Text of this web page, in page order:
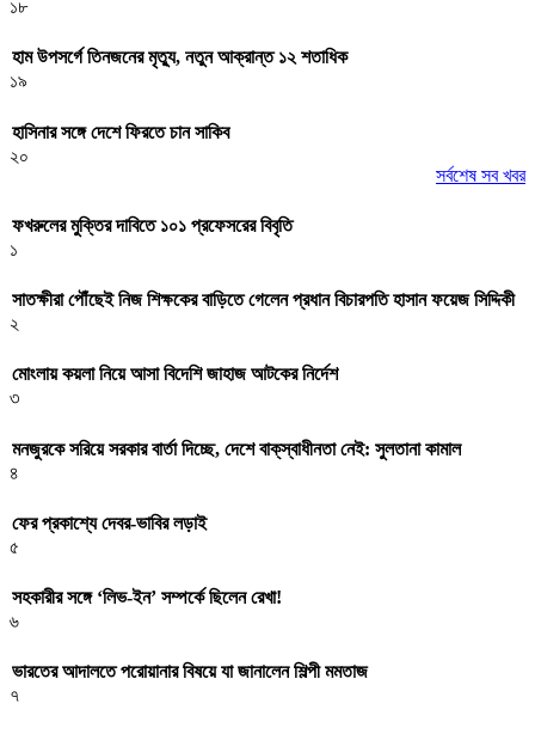
১৮
হাম উপসর্গে তিনজনের মৃত্যু, নতুন আক্রান্ত ১২ শতাধিক
১৯
হাসিনার সঙ্গে দেশে ফিরতে চান সাকিব
২০
সর্বশেষ সব খবর
ফখরুলের মুক্তির দাবিতে ১০১ প্রফেসরের বিবৃতি
১
সাতক্ষীরা পৌঁছেই নিজ শিক্ষকের বাড়িতে গেলেন প্রধান বিচারপতি হাসান ফয়েজ সিদ্দিকী
২
মোংলায় কয়লা নিয়ে আসা বিদেশি জাহাজ আটকের নির্দেশ
৩
মনজুরকে সরিয়ে সরকার বার্তা দিচ্ছে, দেশে বাক্‌স্বাধীনতা নেই: সুলতানা কামাল
৪
ফের প্রকাশ্যে দেবর-ভাবির লড়াই
৫
সহকারীর সঙ্গে ‘লিভ-ইন’ সম্পর্কে ছিলেন রেখা!
৬
ভারতের আদালতে পরোয়ানার বিষয়ে যা জানালেন শিল্পী মমতাজ
৭